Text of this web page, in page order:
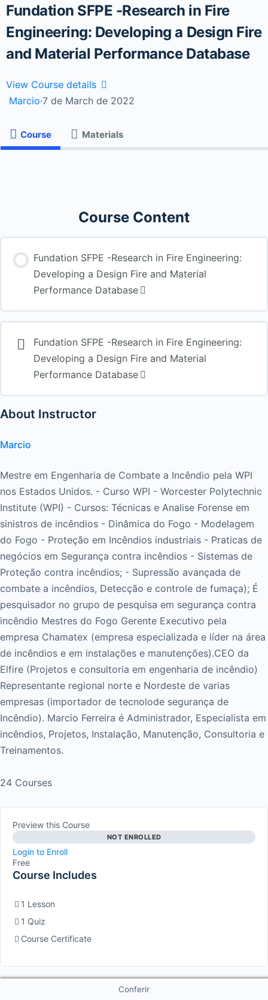
Fundation SFPE -Research in Fire
Engineering: Developing a Design Fire
and Material Performance Database
View Course details
Marcio·7 de March de 2022
Course Materials
Course Content
Fundation SFPE -Research in Fire Engineering:
Developing a Design Fire and Material
Performance Database
Fundation SFPE -Research in Fire Engineering:
Developing a Design Fire and Material
Performance Database
About Instructor
Marcio
Mestre em Engenharia de Combate a Incêndio pela WPI
nos Estados Unidos. - Curso WPI - Worcester Polytechnic
Institute (WPI) - Cursos: Técnicas e Analise Forense em
sinistros de incêndios - Dinâmica do Fogo - Modelagem
do Fogo - Proteção em Incêndios industriais - Praticas de
negócios em Segurança contra incêndios - Sistemas de
Proteção contra incêndios; - Supressão avançada de
combate a incêndios, Detecção e controle de fumaça); É
pesquisador no grupo de pesquisa em segurança contra
incêndio Mestres do Fogo Gerente Executivo pela
empresa Chamatex (empresa especializada e líder na área
de incêndios e em instalações e manutenções). ​ CEO da
Elfire (Projetos e consultoria em engenharia de incêndio)
Representante regional norte e Nordeste de varias
empresas (importador de tecnolode segurança de
Incêndio). Marcio Ferreira é Administrador, Especialista em
incêndios, Projetos, Instalação, Manutenção, Consultoria e
Treinamentos.
24 Courses
Preview this Course
NOT ENROLLED
Login to Enroll
Free
Course Includes
1 Lesson
1 Quiz
Course Certificate
Conferir